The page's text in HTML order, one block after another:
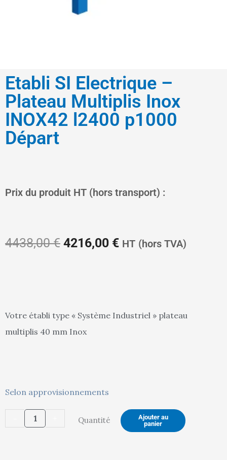
Etabli SI Electrique –
Plateau Multiplis Inox
INOX42 l2400 p1000
Départ
Prix du produit HT (hors transport) :
4438,00€
Le
prix
4438,00 €.
4216,00 €
Le
prix
HT (hors TVA)
Votre établi type « Système Industriel » plateau
multiplis 40 mm Inox
Selon approvisionnements
quantité
Quantité
Ajouter au
panier